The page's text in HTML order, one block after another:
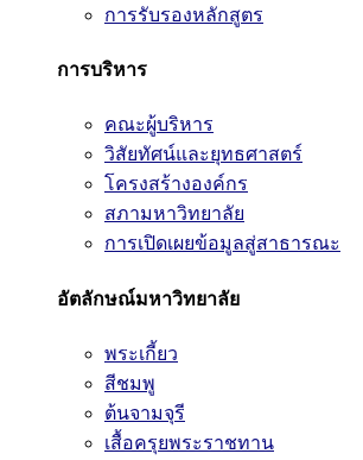
การรับรองหลักสูตร
การบริหาร
คณะผู้บริหาร
วิสัยทัศน์และยุทธศาสตร์
โครงสร้างองค์กร
สภามหาวิทยาลัย
การเปิดเผยข้อมูลสู่สาธารณะ
อัตลักษณ์มหาวิทยาลัย
พระเกี้ยว
สีชมพู
ต้นจามจุรี
เสื้อครุยพระราชทาน